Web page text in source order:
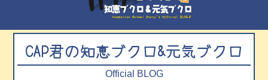
CAP君の知恵ブクロ&元気ブクロ
Official BLOG